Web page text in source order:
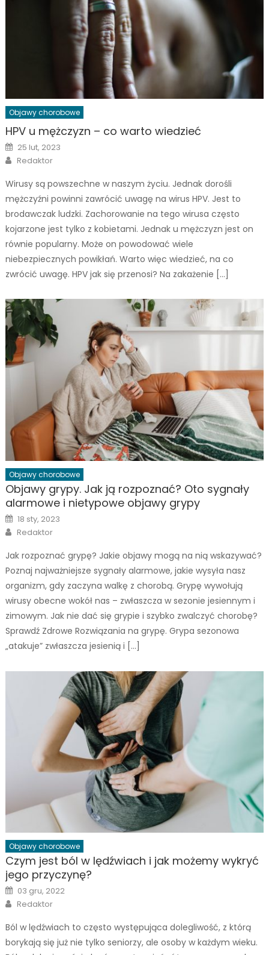
Objawy chorobowe
HPV u mężczyzn – co warto wiedzieć
Posted
on
25 lut, 2023
Author
Redaktor
Wirusy są powszechne w naszym życiu. Jednak dorośli
mężczyźni powinni zawrócić uwagę na wirus HPV. Jest to
brodawczak ludzki. Zachorowanie na tego wirusa często
kojarzone jest tylko z kobietami. Jednak u mężczyzn jest on
równie popularny. Może on powodować wiele
niebezpiecznych powikłań. Warto więc wiedzieć, na co
zwrócić uwagę. HPV jak się przenosi? Na zakażenie […]
Objawy chorobowe
Objawy grypy. Jak ją rozpoznać? Oto sygnały
alarmowe i nietypowe objawy grypy
Posted
on
18 sty, 2023
Author
Redaktor
Jak rozpoznać grypę? Jakie objawy mogą na nią wskazywać?
Poznaj najważniejsze sygnały alarmowe, jakie wysyła nasz
organizm, gdy zaczyna walkę z chorobą. Grypę wywołują
wirusy obecne wokół nas – zwłaszcza w sezonie jesiennym i
zimowym. Jak nie dać się grypie i szybko zwalczyć chorobę?
Sprawdź Zdrowe Rozwiązania na grypę. Grypa sezonowa
„atakuje” zwłaszcza jesienią i […]
Objawy chorobowe
Czym jest ból w lędźwiach i jak możemy wykryć
jego przyczynę?
Posted
on
03 gru, 2022
Author
Redaktor
Ból w lędźwiach to często występująca dolegliwość, z którą
borykają się już nie tylko seniorzy, ale osoby w każdym wieku.